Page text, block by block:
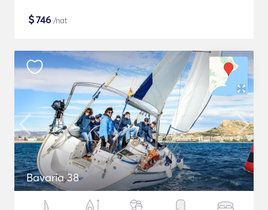
$746 /nat
Bavaria 38